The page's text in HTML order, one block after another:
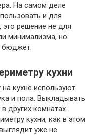
На самом деле
и для
решение не для
минимализма, но
бюджет.
кухни
кухне используют
и пола. Выкладывать
других комнатах.
кухни, как в этом
уже не